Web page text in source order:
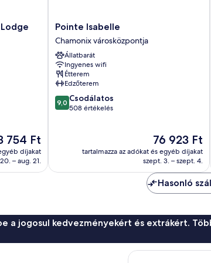
Ft
754 Ft
díjakat
– aug. 21.
Pointe
Isabelle
Chamonix
városközpontja
Pointe Isabelle
Chamonix városközpontja
Állatbarát
Ingyenes wifi
Étterem
Edzőterem
9.0
ennyiből:
értékelés
9,0 Csodálatos
508 értékelés
Az
ár
76 923 Ft
76 923 Ft
tartalmazza az adókat és egyéb díjakat
szept. 3. – szept. 4.
Hasonló
a jogosul kedvezményekért és extrákért.